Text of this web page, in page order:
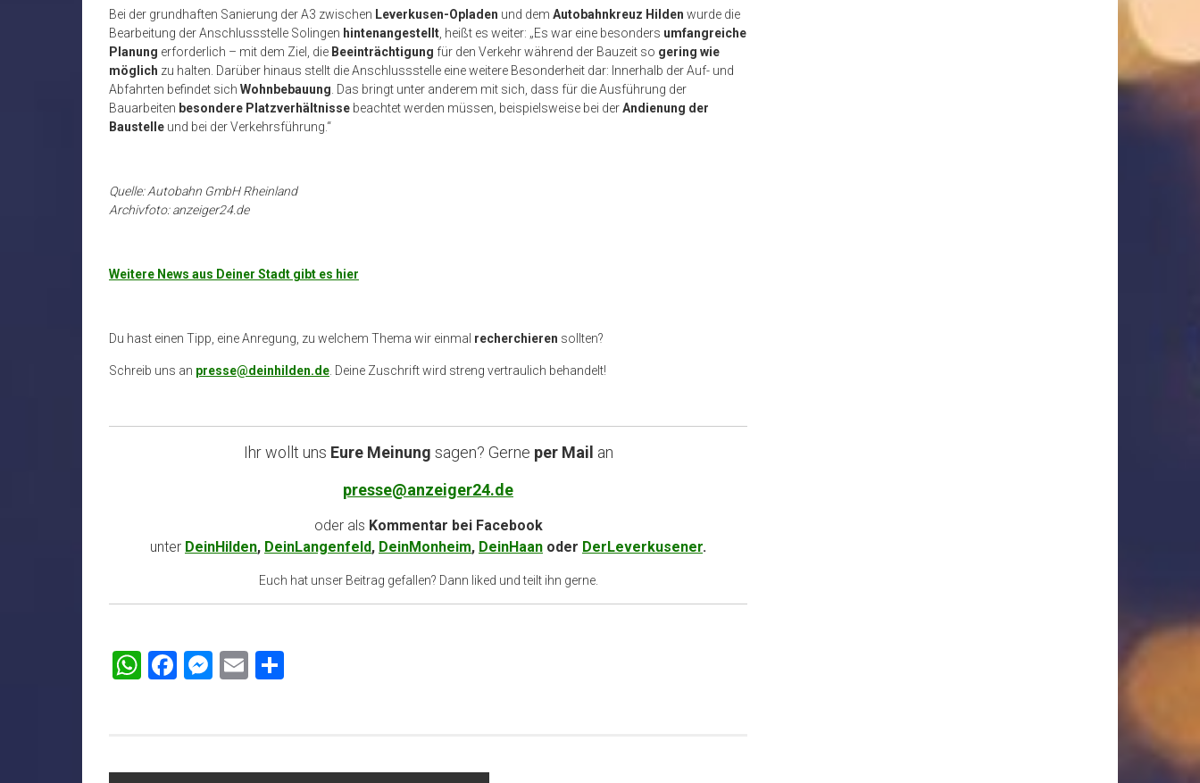
Bei der grundhaften Sanierung der A3 zwischen Leverkusen-Opladen und dem Autobahnkreuz Hilden wurde die
Bearbeitung der Anschlussstelle Solingen hintenangestellt , heißt es weiter: „Es war eine besonders umfangreiche
Planung erforderlich – mit dem Ziel, die Beeinträchtigung für den Verkehr während der Bauzeit so gering wie
möglich zu halten. Darüber hinaus stellt die Anschlussstelle eine weitere Besonderheit dar: Innerhalb der Auf- und
Abfahrten befindet sich Wohnbebauung . Das bringt unter anderem mit sich, dass für die Ausführung der
Bauarbeiten besondere Platzverhältnisse beachtet werden müssen, beispielsweise bei derAndienung der
Baustelle und bei der Verkehrsführung.“
Quelle: Autobahn GmbH Rheinland
Archivfoto: anzeiger24.de
Weitere News aus Deiner Stadt gibt es hier
Du hast einen Tipp, eine Anregung, zu welchem Thema wir einmal recherchieren sollten?
Schreib uns an presse@deinhilden.de . Deine Zuschrift wird streng vertraulich behandelt!
Ihr wollt uns Eure Meinung sagen? Gerne per Mail an
presse@anzeiger24.de
oder als Kommentar bei Facebook
unter DeinHilden, DeinLangenfeld, DeinMonheim, DeinHaan oder DerLeverkusener.
Euch hat unser Beitrag gefallen? Dann liked und teilt ihn gerne.
WhatsApp
Facebook
Messenger
Email